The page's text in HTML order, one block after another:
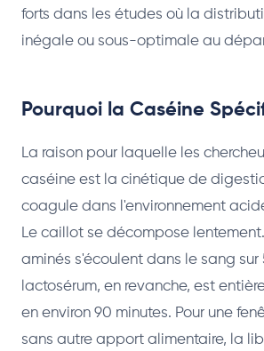
forts dans les études où la
inégale ou sous-optimale au
Pourquoi la Caséine
La raison pour laquelle les
caséine est la cinétique de
coagule dans l'environnement
Le caillot se décompose
aminés s'écoulent dans le sang sur
lactosérum, en revanche, est
en environ 90 minutes. Pour une
sans autre apport alimentaire, la